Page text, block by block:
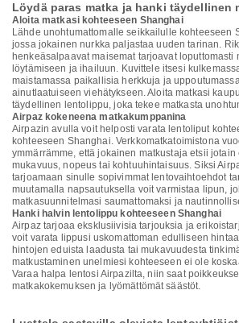
Löydä paras matka ja hanki täydellinen
Aloita matkasi kohteeseen Shanghai
Lähde unohtumattomalle seikkailulle kohteeseen
jossa jokainen nurkka paljastaa uuden tarinan.
henkeäsalpaavat maisemat tarjoavat loputtomasti
löytämiseen ja ihailuun. Kuvittele itsesi
maistamassa paikallisia herkkuja ja
ainutlaatuiseen viehätykseen. Aloita matkasi
täydellinen lentolippu, joka tekee matkasta
Airpaz kokeneena matkakumppanina
Airpazin avulla voit helposti varata lentoliput
kohteeseen Shanghai. Verkkomatkatoimistona
ymmärrämme, että jokainen matkustaja etsii
mukavuus, nopeus tai kohtuuhintaisuus. Siksi
tarjoamaan sinulle sopivimmat lentovaihtoehdot
muutamalla napsautuksella voit varmistaa lipun,
matkasuunnitelmasi saumattomaksi ja
Hanki halvin lentolippu kohteeseen Shanghai
Airpaz tarjoaa eksklusiivisia tarjouksia ja
voit varata lippusi uskomattoman edulliseen
hintojen eduista laadusta tai mukavuudesta
matkustaminen unelmiesi kohteeseen ei ole
Varaa halpa lentosi Airpazilta, niin saat
matkakokemuksen ja lyömättömät säästöt.